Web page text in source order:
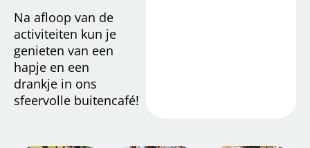
Na afloop van de
activiteiten kun je
genieten van een
hapje en een
drankje in ons
sfeervolle buitencafé!